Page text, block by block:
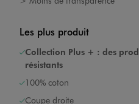
Image 2 sur 6
Les plus produit
Collection Plus + : des
résistants
100% coton
Coupe droite